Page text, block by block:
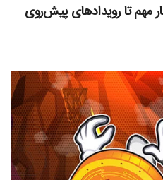
مهم تا رویدادهای پیش‌روی